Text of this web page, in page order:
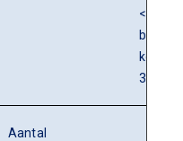
koop
Aantal